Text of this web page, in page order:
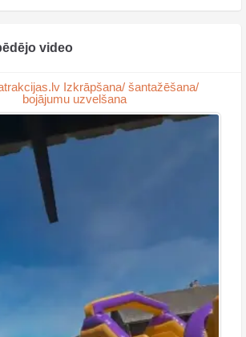
video
Izkrāpšana/ šantažēšana/
bojājumu uzvelšana